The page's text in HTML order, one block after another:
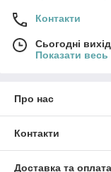
Контакти
Сьогодні
Показати
Про нас
Контакти
Доставка та оплата